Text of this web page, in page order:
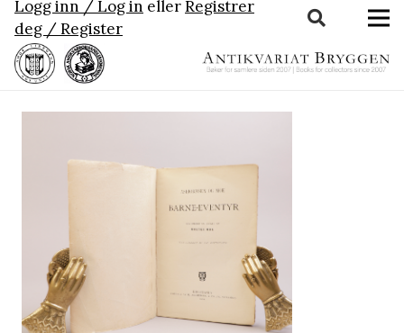
Logg inn / Log in ellerRegistrer
deg / Register